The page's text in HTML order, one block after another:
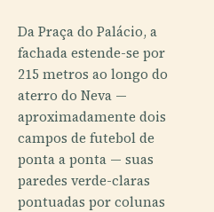
Da Praça do Palácio, a
fachada estende-se por
215 metros ao longo do
aterro do Neva —
aproximadamente dois
campos de futebol de
ponta a ponta — suas
paredes verde-claras
pontuadas por colunas